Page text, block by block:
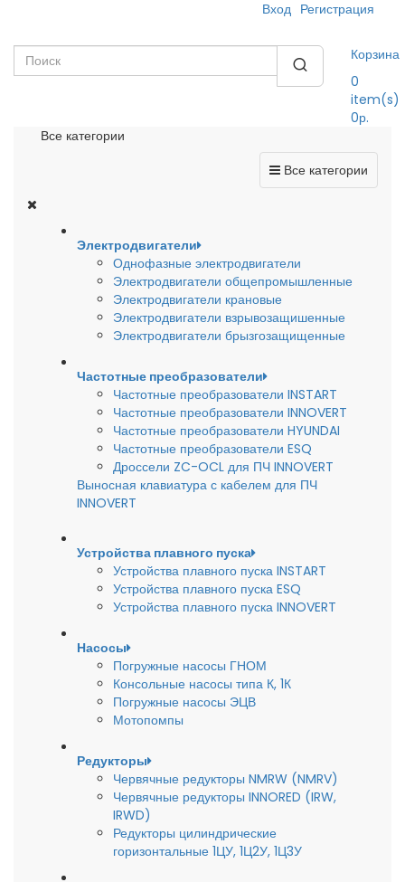
Вход Регистрация
Корзина
0
item(s)
0р.
Все категории
Все категории
Электродвигатели
Однофазные электродвигатели
Электродвигатели общепромышленные
Электродвигатели крановые
Электродвигатели взрывозащишенные
Электродвигатели брызгозащищенные
Частотные преобразователи
Частотные преобразователи INSTART
Частотные преобразователи INNOVERT
Частотные преобразователи HYUNDAI
Частотные преобразователи ESQ
Дроссели ZC-OCL для ПЧ INNOVERT
Выносная клавиатура с кабелем для ПЧ
INNOVERT
Устройства плавного пуска
Устройства плавного пуска INSTART
Устройства плавного пуска ESQ
Устройства плавного пуска INNOVERT
Насосы
Погружные насосы ГНОМ
Консольные насосы типа К, 1К
Погружные насосы ЭЦВ
Мотопомпы
Редукторы
Червячные редукторы NMRW (NMRV)
Червячные редукторы INNORED (IRW,
IRWD)
Редукторы цилиндрические
горизонтальные 1ЦУ, 1Ц2У, 1Ц3У